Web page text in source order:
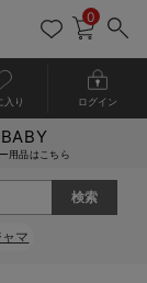
戻る
送料無料アイテム全て
ワンピース
戻る
ブラキャミ おまとめ
戻る
【37周年祭セール】
【37周年祭セール】
戻る
気温差別オススメア
【15℃】3月下旬～
戻る
動きやすく着回しで
戻る
強撚スムース(コスパ
戻る
マタニティウェア
【おまとめ割】パジ
戻る
こだわりの履き心地
カジュアル
戻る
ジャケット派
戻る
出産準備応援割全て
マタニティパジャマ
戻る
【オフィスカジュア
戻る
レギンスタイプ
戻る
【フォーマル】ワン
戻る
【ベビー】長袖
戻る
ハンカチ
戻る
快適ウェア10%OFF
戻る
春のマタニティワン
セットアップ・ レイ
戻る
Gift Selection 出産
〜3,000円（税込）
戻る
冬の冷え対策インナ
薄くてあったか
戻る
入院準備の持ち物チ
入院してすぐ使うグ
戻る
冬のあったか特集全て
【冬のあったか特集
0
入り ログイン
BABY
用品はこちら
マ